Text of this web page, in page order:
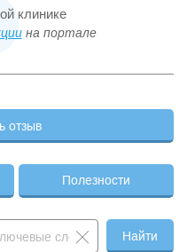
клинике
на портале
отзыв
Полезности
Найти